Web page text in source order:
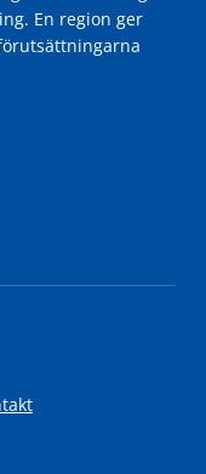
En region ger